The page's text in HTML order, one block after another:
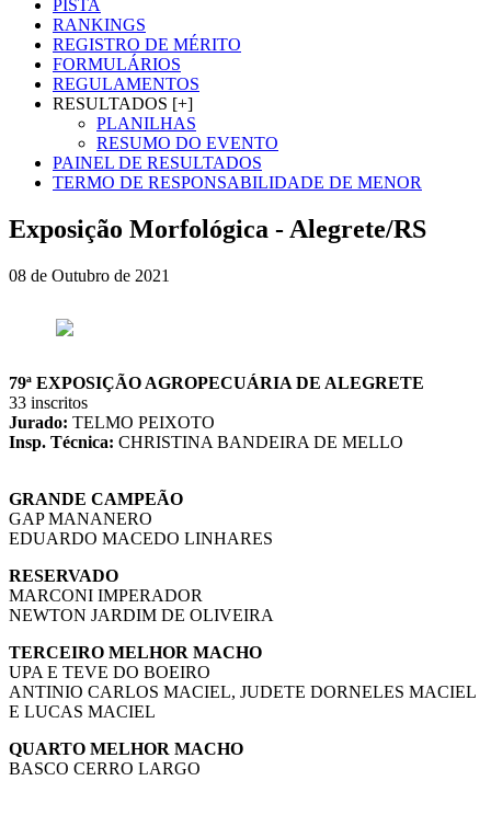
PISTA
RANKINGS
REGISTRO DE MÉRITO
FORMULÁRIOS
REGULAMENTOS
RESULTADOS [+]
PLANILHAS
RESUMO DO EVENTO
PAINEL DE RESULTADOS
TERMO DE RESPONSABILIDADE DE MENOR
Exposição Morfológica - Alegrete/RS
08 de Outubro de 2021
79ª EXPOSIÇÃO AGROPECUÁRIA DE ALEGRETE
33 inscritos
Jurado: TELMO PEIXOTO
Insp. Técnica: CHRISTINA BANDEIRA DE MELLO
GRANDE CAMPEÃO
GAP MANANERO
EDUARDO MACEDO LINHARES
RESERVADO
MARCONI IMPERADOR
NEWTON JARDIM DE OLIVEIRA
TERCEIRO MELHOR MACHO
UPA E TEVE DO BOEIRO
ANTINIO CARLOS MACIEL, JUDETE DORNELES MACIEL
E LUCAS MACIEL
QUARTO MELHOR MACHO
BASCO CERRO LARGO